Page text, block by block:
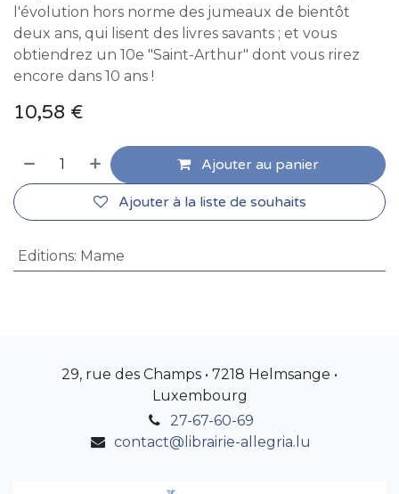
l'évolution hors norme des jumeaux de bientôt
deux ans, qui lisent des livres savants ; et vous
obtiendrez un 10e "Saint-Arthur" dont vous rirez
encore dans 10 ans !
10,58 €
Ajouter au panier
Ajouter à la liste de souhaits
Editions: Mame
29, rue des Champs • 7218 Helmsange •
Luxembourg
27-67-60-69
contact@librairie-allegria.lu